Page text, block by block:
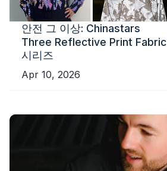
안전 그 이상: Chinastars
Three Reflective Print Fabric
시리즈
Apr 10, 2026